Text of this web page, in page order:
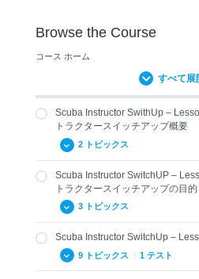
Browse the Course
コース ホーム
すべて展
Scuba Instructor SwithUp –
トラクタースイッチアップ概要
2 トピックス
1.01 SNSIクロスオーバー概要
1.02 SNSIの認証
Scuba Instructor SwitchUP –
トラクタースイッチアップの目的
3 トピックス
2.01 SNSIスイッチアップの目
Scuba Instructor SwitchUp –
9 トピックス | 1 テスト